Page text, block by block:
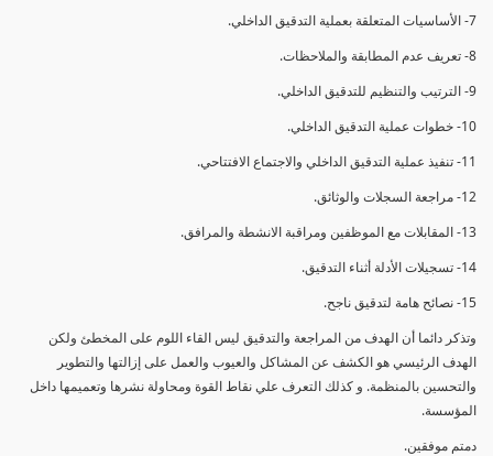
7- الأساسيات المتعلقة بعملية التدقيق الداخلي.
8- تعريف عدم المطابقة والملاحظات.
9- الترتيب والتنظيم للتدقيق الداخلي.
10- خطوات عملية التدقيق الداخلي.
11- تنفيذ عملية التدقيق الداخلي والاجتماع الافتتاحي.
12- مراجعة السجلات والوثائق.
13- المقابلات مع الموظفين ومراقبة الانشطة والمرافق.
14- تسجيلات الأدلة أثناء التدقيق.
15- نصائح هامة لتدقيق ناجح.
وتذكر دائما أن الهدف من المراجعة والتدقيق ليس القاء اللوم على المخطئ ولكن
الهدف الرئيسي هو الكشف عن المشاكل والعيوب والعمل على إزالتها والتطوير
والتحسين بالمنظمة. و كذلك التعرف علي نقاط القوة ومحاولة نشرها وتعميمها داخل
المؤسسة.
دمتم موفقين.